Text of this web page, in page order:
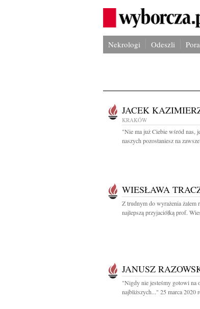
Nekrologi Odeszli
JACEK
KRAKÓW
"Nie ma już Ciebie wśród nas,
naszych pozostaniesz na
WIESŁAWA
Z trudnym do wyrażenia żalem
najlepszą przyjaciółką prof.
JANUSZ
"Nigdy nie jesteśmy gotowi na
najbliższych..." 25 marca 2020